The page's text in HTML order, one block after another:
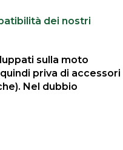
dei nostri
sulla moto
priva di accessori
Nel dubbio